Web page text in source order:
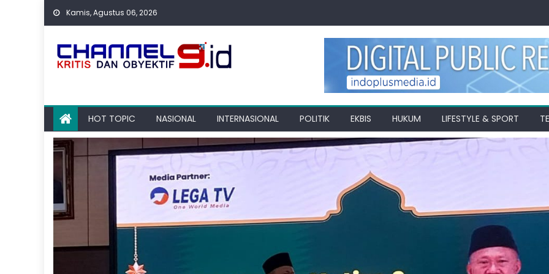
Skip
Kamis, Agustus 06, 2026
HOT TOPIC NASIONAL INTERNASIONAL POLITIK EKBIS HUKUM LIFESTYLE & SPORT